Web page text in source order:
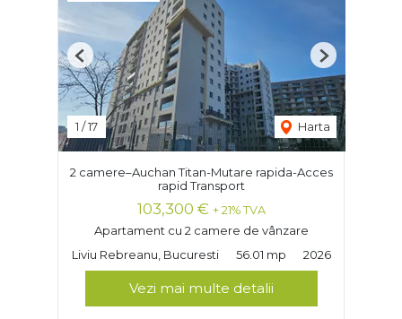
1 /17 Harta
Previous Next
2 camere–Auchan Titan-Mutare rapida-Acces
rapid Transport
103,300 € + 21% TVA
Apartament cu 2 camere de vânzare
Liviu Rebreanu, Bucuresti
56.01 mp 2026
Vezi mai multe detalii